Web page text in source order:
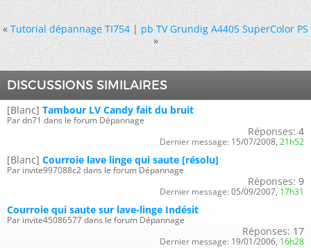
« Tutorial dépannage TI754|pb TV Grundig A4405 SuperColor PS
»
DISCUSSIONS SIMILAIRES
[Blanc] Tambour LV Candy fait du bruit
Par dn71 dans le forum Dépannage
Réponses: 4
Dernier message: 15/07/2008, 21h52
[Blanc] Courroie lave linge qui saute [résolu]
Par invite997088c2 dans le forum Dépannage
Réponses: 9
Dernier message: 05/09/2007, 17h31
Courroie qui saute sur lave-linge Indésit
Par invite45086577 dans le forum Dépannage
Réponses: 17
Dernier message: 19/01/2006, 16h28